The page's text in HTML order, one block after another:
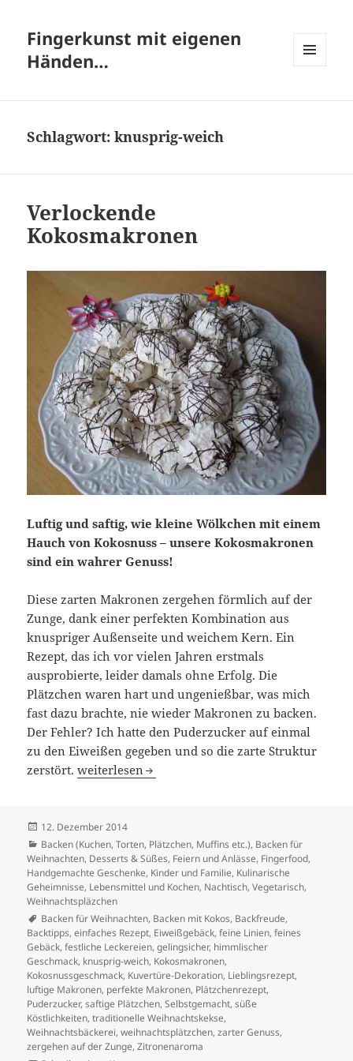
Fingerkunst mit eigenen
Händen…
Schlagwort:knusprig-weich
Verlockende
Kokosmakronen
Luftig und saftig, wie kleine Wölkchen mit einem
Hauch von Kokosnuss – unsere Kokosmakronen
sind ein wahrer Genuss!
Diese zarten Makronen zergehen förmlich auf der
Zunge, dank einer perfekten Kombination aus
knuspriger Außenseite und weichem Kern. Ein
Rezept, das ich vor vielen Jahren erstmals
ausprobierte, leider damals ohne Erfolg. Die
Plätzchen waren hart und ungenießbar, was mich
fast dazu brachte, nie wieder Makronen zu backen.
Der Fehler? Ich hatte den Puderzucker auf einmal
zu den Eiweißen gegeben und so die zarte Struktur
zerstört.Verlockende Kokosmakronen
weiterlesen
Veröffentlicht
am
12. Dezember 2014
Kategorien
Backen (Kuchen, Torten, Plätzchen, Muffins etc.), Backen für
Weihnachten, Desserts & Süßes, Feiern und Anlässe, Fingerfood,
Handgemachte Geschenke, Kinder und Familie, Kulinarische
Geheimnisse, Lebensmittel und Kochen, Nachtisch,Vegetarisch,
Weihnachtspläzchen
Schlagwörter
Backen für Weihnachten, Backen mit Kokos, Backfreude,
Backtipps,einfaches Rezept, Eiweißgebäck,feine Linien,feines
Gebäck,festliche Leckereien,gelingsicher, himmlischer
Geschmack, knusprig-weich, Kokosmakronen,
Kokosnussgeschmack, Kuvertüre-Dekoration, Lieblingsrezept,
luftige Makronen, perfekte Makronen, Plätzchenrezept,
Puderzucker,saftige Plätzchen,Selbstgemacht,süße
Köstlichkeiten,traditionelle Weihnachtskekse,
Weihnachtsbäckerei,weihnachtsplätzchen,zarter Genuss,
zergehen auf der Zunge,Zitronenaroma